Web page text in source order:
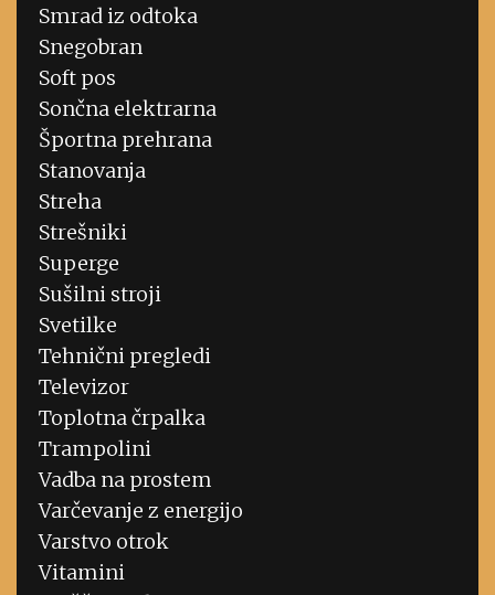
Smrad iz odtoka
Snegobran
Soft pos
Sončna elektrarna
Športna prehrana
Stanovanja
Streha
Strešniki
Superge
Sušilni stroji
Svetilke
Tehnični pregledi
Televizor
Toplotna črpalka
Trampolini
Vadba na prostem
Varčevanje z energijo
Varstvo otrok
Vitamini